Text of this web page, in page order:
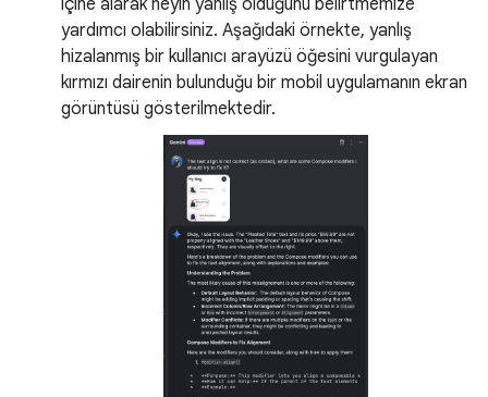
içine alarak neyin yanlış olduğunu belirtmemize
yardımcı olabilirsiniz. Aşağıdaki örnekte, yanlış
hizalanmış bir kullanıcı arayüzü öğesini vurgulayan
kırmızı dairenin bulunduğu bir mobil uygulamanın ekran
görüntüsü gösterilmektedir.